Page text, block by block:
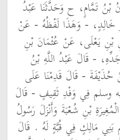
بْنُ تَمَّامٍ، ح وَحَدَّثَنَا عَبْدُ
خَالِدٍ، - وَهَذَا لَفْظُهُ - عَنْ
بْنِ يَعْلَى، عَنْ عُثْمَانَ بْنِ
- قَالَ عَبْدُ اللَّهِ بْنُ
- قَالَ قَدِمْنَا عَلَى
وسلم فِي وَفْدِ ثَقِيفٍ - قَالَ
بْنِ شُعْبَةَ وَأَنْزَلَ رَسُولُ
بَنِي مَالِكٍ فِي قُبَّةٍ لَهُ ‏.‏ قَالَ